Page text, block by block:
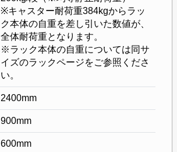
※キャスター耐荷重384kgからラッ
ク本体の自重を差し引いた数値が、
全体耐荷重となります。
※ラック本体の自重については同サ
イズのラックページをご参照くださ
い。
2400mm
900mm
600mm